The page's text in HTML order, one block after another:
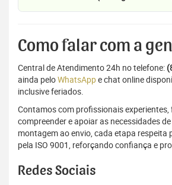
Como falar com a
Central de Atendimento 24h no telefone:
ainda peloWhatsAppe chat online
inclusive feriados.
Contamos com profissionais experientes,
compreender e apoiar as necessidades
montagem ao envio, cada etapa respeita
pela ISO 9001, reforçando confiança e
Redes Sociais